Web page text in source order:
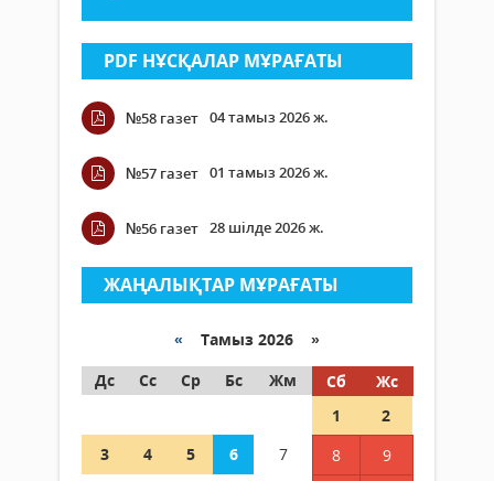
PDF НҰСҚАЛАР МҰРАҒАТЫ
№58 газет 04 тамыз 2026 ж.
№57 газет 01 тамыз 2026 ж.
№56 газет 28 шілде 2026 ж.
ЖАҢАЛЫҚТАР МҰРАҒАТЫ
« Тамыз 2026 »
Дс
Сс Ср Бс Жм Сб
Жс
1
2
3
4 5 6 7 8
9